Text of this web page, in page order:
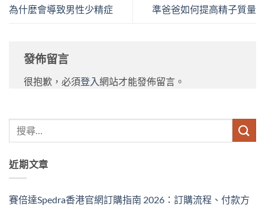
為什麼會導致男性少精症 準爸爸如何提高精子質量
發佈留言
很抱歉，必須登入網站才能發佈留言。
近期文章
賽倍達Spedra香港官網訂購指南 2026：訂購流程、付款方